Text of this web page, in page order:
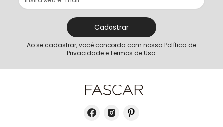
Cadastrar
Ao se cadastrar, você concorda com nossa Política de
Privacidadee Termos de Uso.